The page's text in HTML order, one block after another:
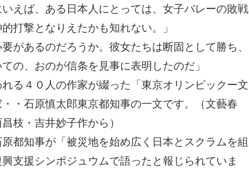
えば、ある日本人にとっては、女子バレーの敗戦
打撃となりえたかも知れない。」
があるのだろうか。彼女たちは断固として勝ち、
の、おのが信条を見事に表明したのだ」
る４０人の作家が綴った「東京オリンピックー文
・石原慎太郎東京都知事の一文です。（文藝春
枝・吉井妙子作から）
都知事が「被災地を始め広く日本とスクラムを組
支援シンポジュウムで語ったと報じられていま